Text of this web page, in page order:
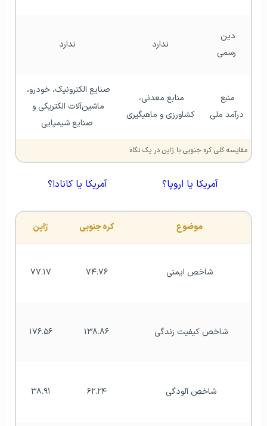
رسمی
ندارد ندارد
درآمد ملی
کشاورزی و ماهیگیری
صنایع شیمیایی
مقایسه کلی کره جنوبی با ژاپن در یک نگاه
آمریکا یا اروپا؟ آمریکا یا کانادا؟
موضوع کره جنوبی ژاپن
شاخص ایمنی ۷۴.۷۶ ۷۷.۱۷
شاخص کیفیت زندگی ۱۳۸.۸۶ ۱۷۶.۵۶
شاخص آلودگی ۶۲.۲۴ ۳۸.۹۱